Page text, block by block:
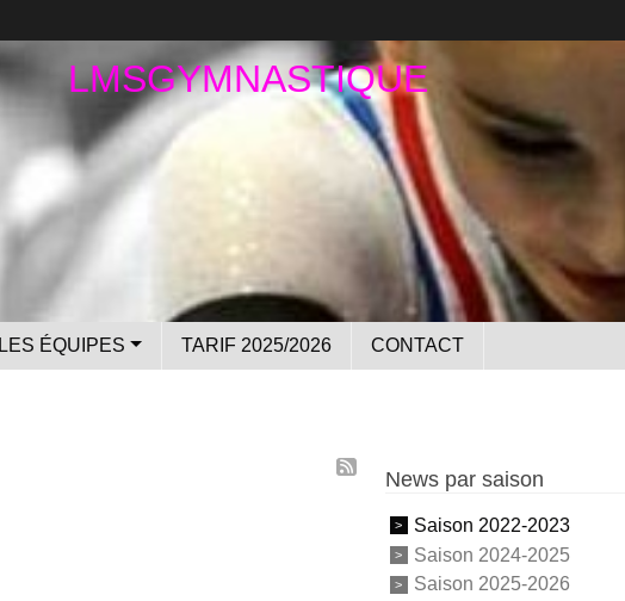
LMSGYMNASTIQUE
LES ÉQUIPES TARIF 2025/2026 CONTACT
News par saison
Saison 2022-2023
Saison 2024-2025
Saison 2025-2026